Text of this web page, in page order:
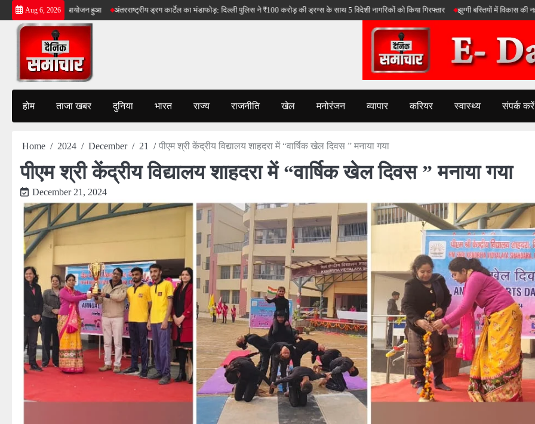
Skip
to
content
Aug 6, 2026
धूम धाम से आयोजन हुआ अंतरराष्ट्रीय ड्रग कार्टेल का भंडाफोड़: दिल्ली पुलिस ने ₹100 करोड़ की ड्रग्स के साथ 5 विदेशी नागरिकों को किया गिरफ्तार झुग्गी बस्तियों में विकास की नई किरण:
होम ताजा खबर दुनिया भारत राज्य राजनीति खेल मनोरंजन व्यापार करियर स्वास्थ्य संपर्क करें
Home 2024 December 21 पीएम श्री केंद्रीय विद्यालय शाहदरा में “वार्षिक खेल दिवस ” मनाया गया
पीएम श्री केंद्रीय विद्यालय शाहदरा में “वार्षिक खेल दिवस ” मनाया गया
December 21, 2024